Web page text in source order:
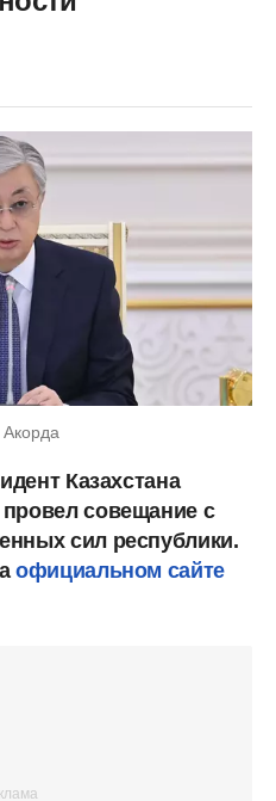
Казахстана
совещание с
сил республики.
официальном сайте